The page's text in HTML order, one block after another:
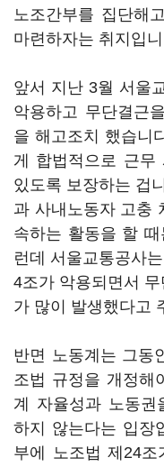
노조간부를 집단해
마련하자는 취지입
앞서 지난 3월 서울
악용하고 무단결근
을 해고조치 했습니
게 합법적으로 근
있도록 보장하는 겁
과 사내노동자 고충
속하는 활동을 할
런데 서울교통공사
4조가 악용되면서
가 많이 발생했다고
반면 노동계는 그동
조법 규정을 개정해
계 자율성과 노동
하지 않는다는 입장
부에 노조법 제24